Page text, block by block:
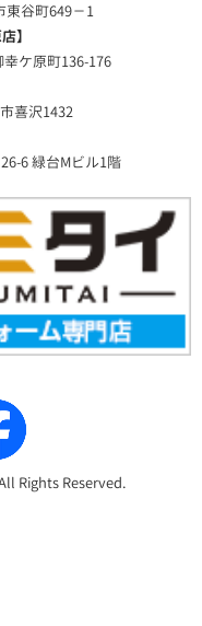
谷町649－1
】
ケ原町136-176
喜沢1432
6 緑台Mビル1階
Rights Reserved.